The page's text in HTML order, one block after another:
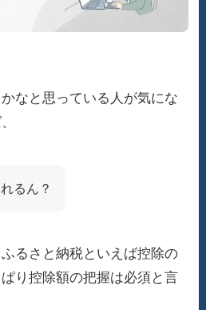
なと思っている人が気にな
るん？
るさと納税といえば控除の
り控除額の把握は必須と言